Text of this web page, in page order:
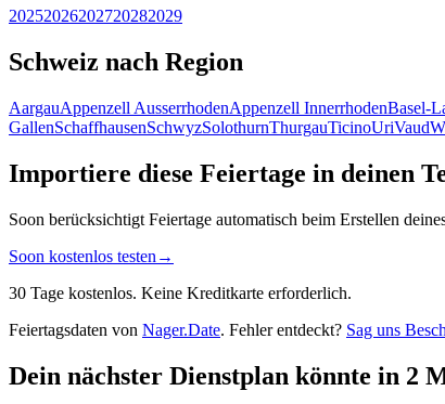
20252026202720282029
Schweiz nach Region
AargauAppenzell AusserrhodenAppenzell InnerrhodenBasel-
GallenSchaffhausenSchwyzSolothurnThurgauTicinoUriVaud
Importiere diese Feiertage in deinen
Soon berücksichtigt Feiertage automatisch beim Erstellen
Soon kostenlos testen →
30 Tage kostenlos. Keine Kreditkarte erforderlich.
Feiertagsdaten von Nager.Date. Fehler entdeckt? Sag uns
Dein nächster Dienstplan könnte in 2